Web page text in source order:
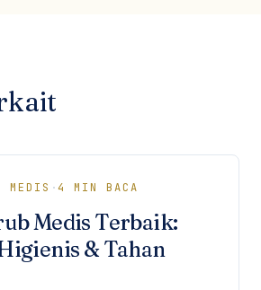
MEDIS ·4 MIN BACA
Medis Terbaik:
& Tahan